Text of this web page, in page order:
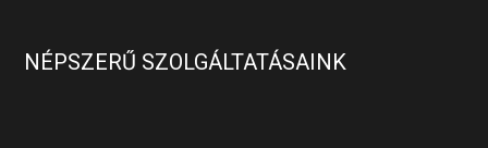
NÉPSZERŰ SZOLGÁLTATÁSAINK